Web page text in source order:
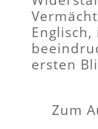
ersten
Zum